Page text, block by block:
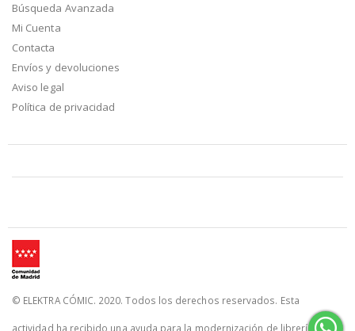
Búsqueda Avanzada
Mi Cuenta
Contacta
Envíos y devoluciones
Aviso legal
Política de privacidad
© ELEKTRA CÓMIC. 2020. Todos los derechos reservados. Esta
actividad ha recibido una ayuda para la modernización de librerías de